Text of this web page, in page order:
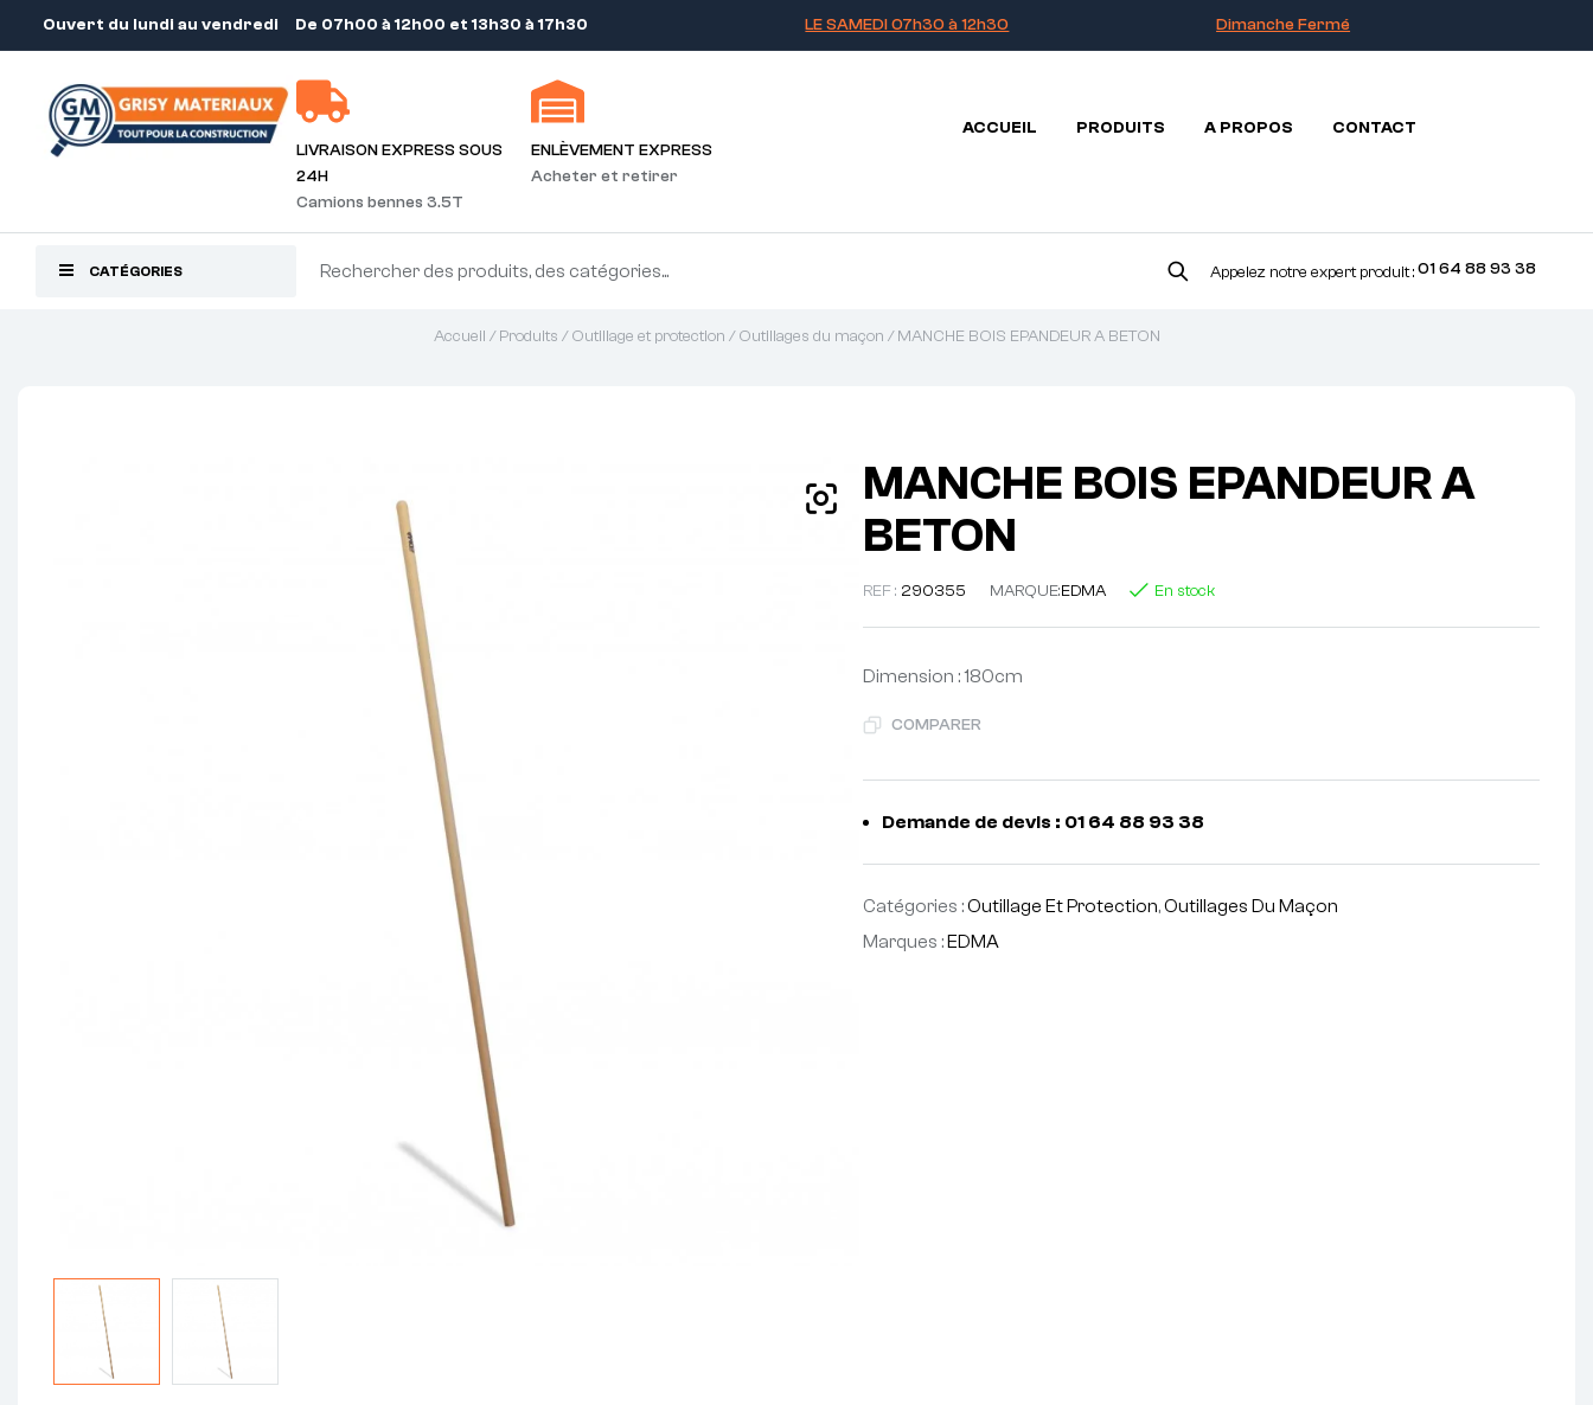
Ouvert du lundi au vendredi De 07h00 à 12h00 et 13h30 à 17h30 LE SAMEDI 07h30 à 12h30 Dimanche Fermé
ACCUEIL PRODUITS A PROPOS
CONTACT
LIVRAISON EXPRESS SOUS
24H
Camions bennes 3.5T
ENLÈVEMENT EXPRESS
Acheter et retirer
CATÉGORIES Appelez notre expert produit : 01 64 88 93 38
Accueil /Produits /Outillage et protection /Outillages du maçon / MANCHE BOIS EPANDEUR A BETON
MANCHE BOIS EPANDEUR A
BETON
REF : 290355 MARQUE:EDMA En stock
Dimension : 180cm
COMPARER
Demande de devis : 01 64 88 93 38
Catégories :Outillage Et Protection,Outillages Du Maçon
Marques :EDMA